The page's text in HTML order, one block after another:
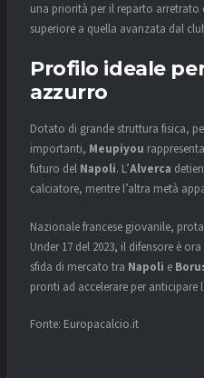
una priorità per il reparto arretrato
superiore a quella avanzata dal
Profilo ideale
azzurro
Dotato di grande struttura fisica,
importanti, Meupiyou
futuro del Napoli. L’Alverca
calciatore, mentre l’altra metà
Nazionale francese giovanile,
Under 17 del 2023, il difensore è
sfida di mercato tra Napoli e
pronti ad accelerare per anticipare
Fonte: Europacalcio.it